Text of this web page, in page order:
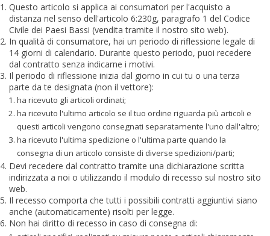
Questo articolo si applica ai consumatori per l'acquisto a
distanza nel senso dell'articolo 6:230g, paragrafo 1 del Codice
Civile dei Paesi Bassi (vendita tramite il nostro sito web).
In qualità di consumatore, hai un periodo di riflessione legale di
14 giorni di calendario. Durante questo periodo, puoi recedere
dal contratto senza indicarne i motivi.
Il periodo di riflessione inizia dal giorno in cui tu o una terza
parte da te designata (non il vettore):
ha ricevuto gli articoli ordinati;
ha ricevuto l'ultimo articolo se il tuo ordine riguarda più articoli e
questi articoli vengono consegnati separatamente l'uno dall'altro;
ha ricevuto l'ultima spedizione o l'ultima parte quando la
consegna di un articolo consiste di diverse spedizioni/parti;
Devi recedere dal contratto tramite una dichiarazione scritta
indirizzata a noi o utilizzando il modulo di recesso sul nostro sito
web.
Il recesso comporta che tutti i possibili contratti aggiuntivi siano
anche (automaticamente) risolti per legge.
Non hai diritto di recesso in caso di consegna di: